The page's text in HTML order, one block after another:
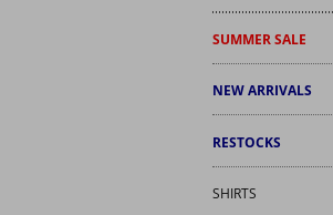
SUMMER SALE
NEW ARRIVALS
RESTOCKS
SHIRTS